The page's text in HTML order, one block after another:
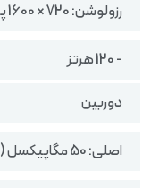
رزولوشن: 720 × 1600 پیکسل
- 120 هرتز
دوربین
اصلی: 50 مگاپیکسل (لنز واید)